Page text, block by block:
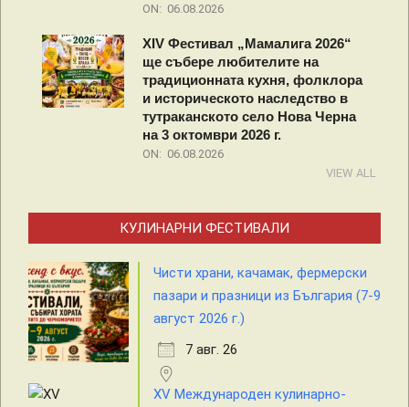
ON: 06.08.2026
XIV Фестивал „Мамалига 2026“
ще събере любителите на
традиционната кухня, фолклора
и историческото наследство в
тутраканското село Нова Черна
на 3 октомври 2026 г.
ON: 06.08.2026
VIEW ALL
КУЛИНАРНИ ФЕСТИВАЛИ
Чисти храни, качамак, фермерски
пазари и празници из България (7-9
август 2026 г.)
7 авг. 26
XV Международен кулинарно-